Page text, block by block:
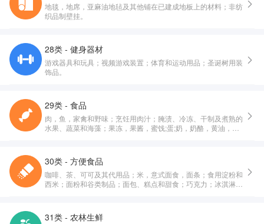
地毯，地席，亚麻油地毡及其他铺在已建成地板上的材料；非纺
织品制壁挂。
28类 - 健身器材
游戏器具和玩具；视频游戏装置；体育和运动用品；圣诞树用装
饰品。
29类 - 食品
肉，鱼，家禽和野味；烹饪用肉汁；腌渍、冷冻、干制及煮熟的
水果、蔬菜和海藻；果冻，果酱，蜜饯;蛋;奶，奶酪，黄油，酸
30类 - 方便食品
咖啡、茶、可可及其代用品；米，意式面食，面条；食用淀粉和
西米；面粉和谷类制品；面包、糕点和甜食；巧克力；冰淇淋，
冰（冻结的水）。
31类 - 农林生鲜